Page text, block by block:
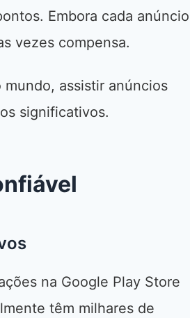
Embora cada anúncio
vezes compensa.
assistir anúncios
significativos.
na Google Play Store
têm milhares de